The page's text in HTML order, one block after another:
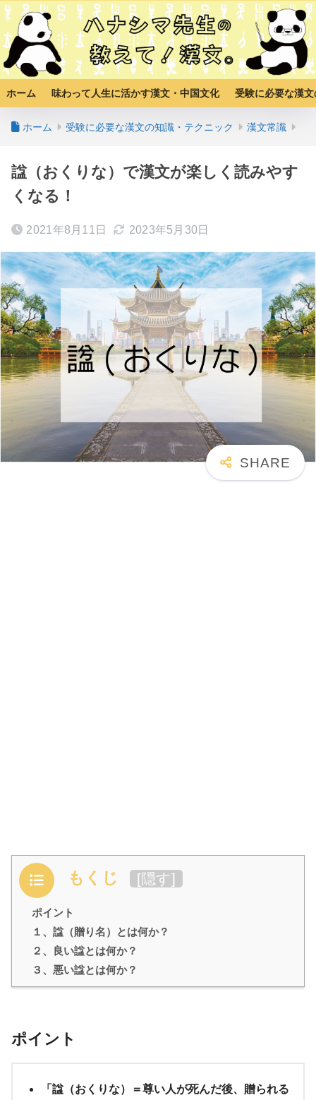
ホーム 味わって人生に活かす漢文・中国文化 受験に必要な漢
ホーム 受験に必要な漢文の知識・テクニック 漢文常識
諡（おくりな）で漢文が楽しく読みやす
くなる！
2021年8月11日 2023年5月30日
もくじ [隠す]
ポイント
１、諡（贈り名）とは何か？
２、良い諡とは何か？
３、悪い諡とは何か？
ポイント
「諡（おくりな）＝尊い人が死んだ後、贈られる